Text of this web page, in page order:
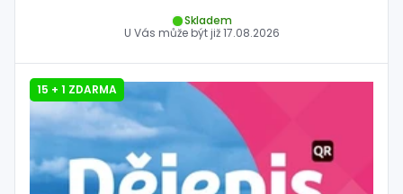
Skladem
U Vás může být již17.08.2026
15 + 1 ZDARMA